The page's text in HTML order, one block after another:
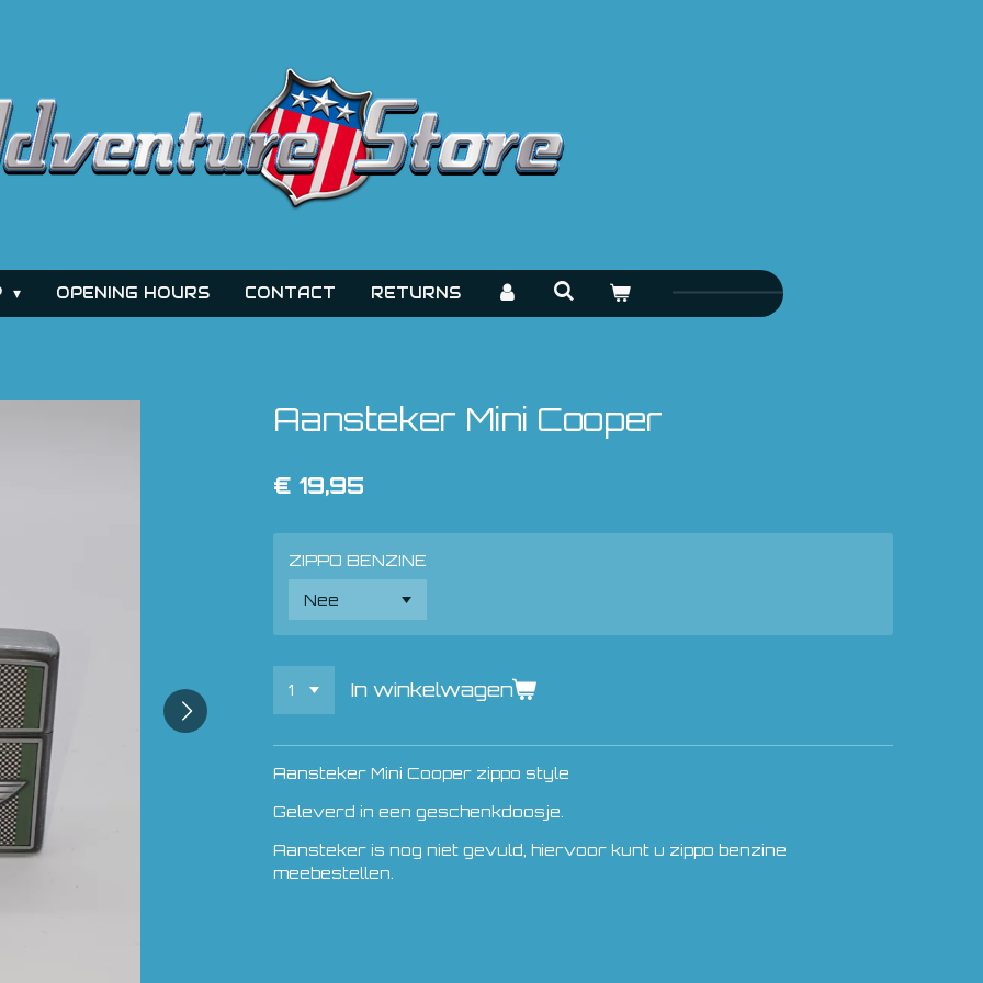
OPENING HOURS CONTACT RETURNS
Aansteker Mini Cooper
€ 19,95
ZIPPO BENZINE
In winkelwagen
Aansteker Mini Cooper zippo style
Geleverd in een geschenkdoosje.
Aansteker is nog niet gevuld, hiervoor kunt u zippo benzine
meebestellen.